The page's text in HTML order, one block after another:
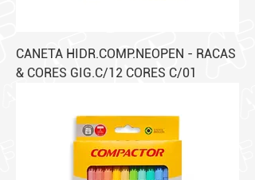
CANETA HIDR.COMP.NEOPEN - RACAS
& CORES GIG.C/12 CORES C/01